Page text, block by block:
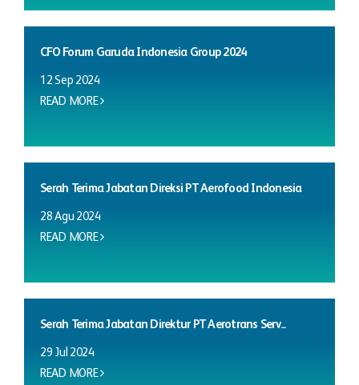
CFO Forum Garuda Indonesia Group 2024
12 Sep 2024
READ MORE
Serah Terima Jabatan Direksi PT Aerofood Indonesia
28 Agu 2024
READ MORE
Serah Terima Jabatan Direktur PT Aerotrans Serv...
29 Jul 2024
READ MORE